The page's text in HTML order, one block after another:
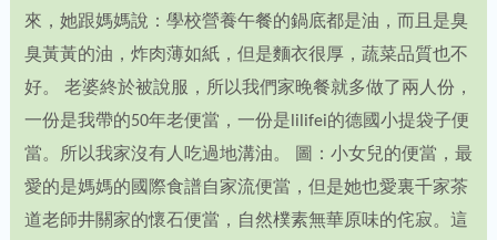
來，她跟媽媽說：學校營養午餐的鍋底都是油，而且是臭
臭黃黃的油，炸肉薄如紙，但是麵衣很厚，蔬菜品質也不
好。 老婆終於被說服，所以我們家晚餐就多做了兩人份，
一份是我帶的50年老便當，一份是lilifei的德國小提袋子便
當。所以我家沒有人吃過地溝油。 圖：小女兒的便當，最
愛的是媽媽的國際食譜自家流便當，但是她也愛裏千家茶
道老師井關家的懷石便當，自然樸素無華原味的侘寂。這